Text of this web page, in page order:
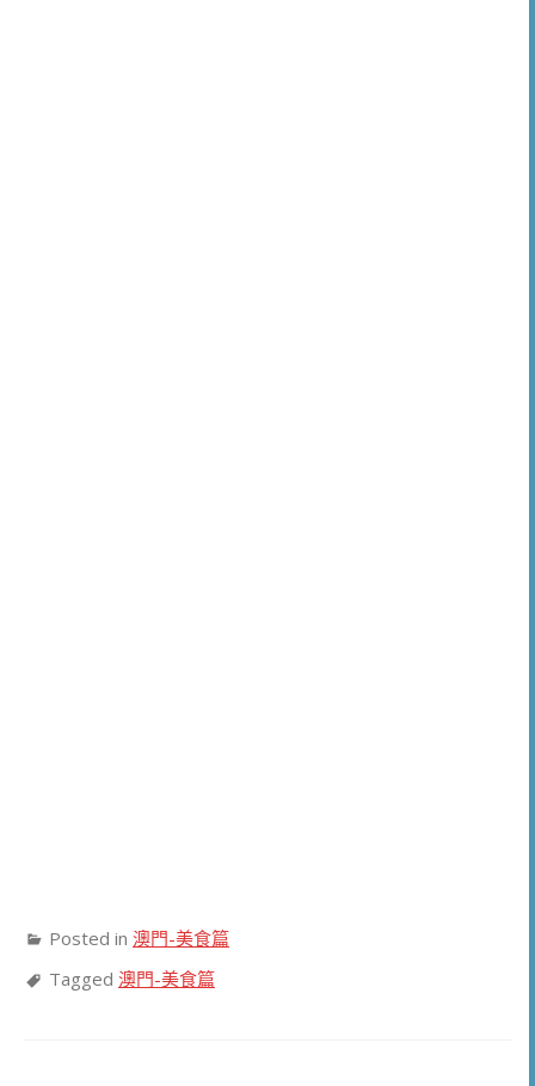
Posted in 澳門-美食篇
Tagged 澳門-美食篇